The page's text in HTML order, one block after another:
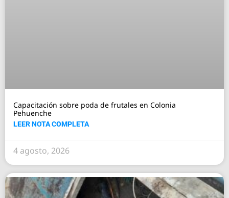
Capacitación sobre poda de frutales en Colonia
Pehuenche
LEER NOTA COMPLETA
4 agosto, 2026